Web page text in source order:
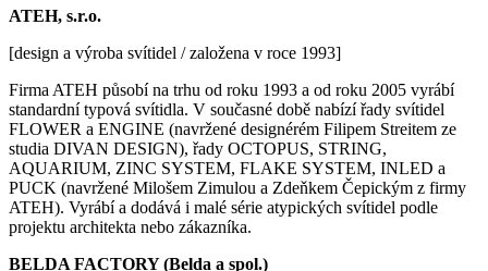
ATEH, s.r.o.
[design a výroba svítidel / založena v roce 1993]
Firma ATEH působí na trhu od roku 1993 a od roku 2005 vyrábí
standardní typová svítidla. V současné době nabízí řady svítidel
FLOWER a ENGINE (navržené designérém Filipem Streitem ze
studia DIVAN DESIGN), řady OCTOPUS, STRING,
AQUARIUM, ZINC SYSTEM, FLAKE SYSTEM, INLED a
PUCK (navržené Milošem Zimulou a Zdeňkem Čepickým z firmy
ATEH). Vyrábí a dodává i malé série atypických svítidel podle
projektu architekta nebo zákazníka.
BELDA FACTORY (Belda a spol.)